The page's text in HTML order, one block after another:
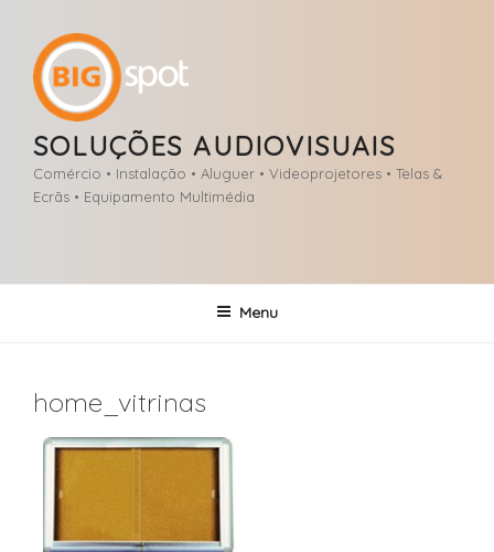
conteúdo
SOLUÇÕES AUDIOVISUAIS
Comércio • Instalação • Aluguer • Videoprojetores • Telas &
Ecrãs • Equipamento Multimédia
Menu
home_vitrinas